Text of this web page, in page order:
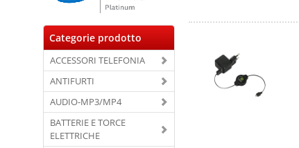
Categorie prodotto
ACCESSORI TELEFONIA
ANTIFURTI
AUDIO-MP3/MP4
BATTERIE E TORCE
ELETTRICHE